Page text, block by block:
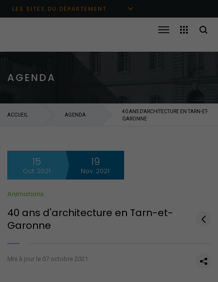
Aller au menu principal
Aller au contenu
Aller à la recherche
LES SITES DU DÉPARTEMENT
AGENDA
ACCUEIL AGENDA
40 ANS D'ARCHITECTURE EN TARN-ET-
GARONNE
15
Oct. 2021
19
Nov. 2021
Animations
40 ans d'architecture en Tarn-et-
Garonne
Mis à jour le 07 octobre 2021